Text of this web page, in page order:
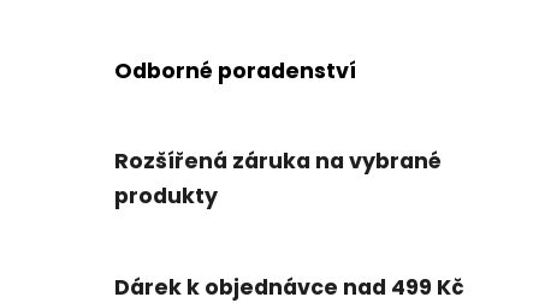
Odborné poradenství
Rozšířená záruka na vybrané
produkty
Dárek k objednávce nad 499 Kč